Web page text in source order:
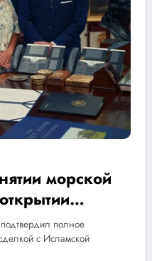
морской
полное
с Исламской